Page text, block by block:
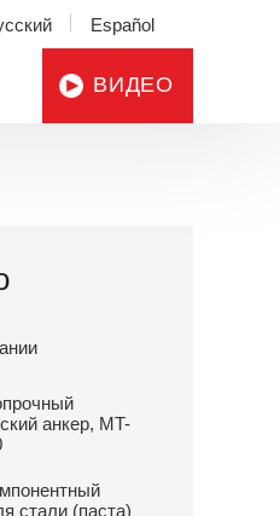
Español
ВИДЕО
анкер, MT-
стали (паста)